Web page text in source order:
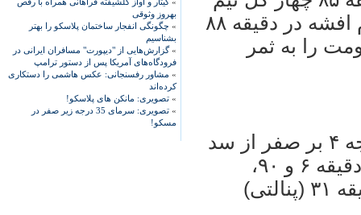
بهروز وثوقی
» چگونگی انفجار ساختمان پلاسکو را بهتر
بشناسیم
»گزارش‌هایی از "دیپورت" مسافران ایرانی در
فرودگاه‌های آمریکا پس از دستور ترامپ
» مشاور رفسنجانی: عکس هاشمی را دستکاری
کرده‌اند
» تصویری: مانکن های پلاسکو!
»
تصویری: سرمای 35 درجه زیر صفر در
مسکو!
پرسپوليس تهران را به ثمر رساند. بهنام افشه در دقيقه ۸۸
تيم مقاومت را به ثمر
در ديگر ديدار امروز تيم صبای قم با نتيجه ۴ بر صفر از سد
شاهين پارس جنوبی گذشت. فضلی در دقيقه ۶ و ۹۰،
محمد رضايی در دقيقه ۲۳ و حقی در دقيقه ۳۱ (پنالتی)